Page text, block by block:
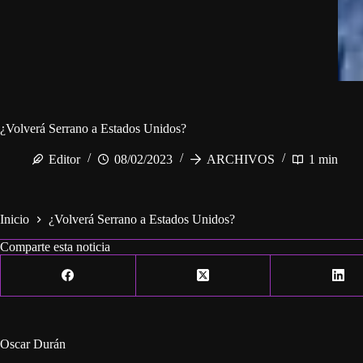
¿Volverá Serrano a Estados Unidos?
Editor 08/02/2023 ARCHIVOS 1 min
Inicio
¿Volverá Serrano a Estados Unidos?
Comparte esta noticia
Oscar Durán